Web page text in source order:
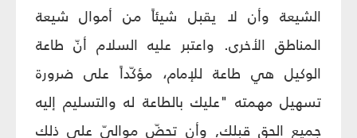
الشيعة وأن لا يقبل شيئاً من أموال شيعة
المناطق الأخرى. واعتبر عليه السلام أنّ طاعة
الوكيل هي طاعة للإمام، مؤكّداً على ضرورة
تسهيل مهمته "عليك بالطاعة له والتسليم إليه
جميع الحق قبلك, وأن تحضّ مواليّ على ذلك